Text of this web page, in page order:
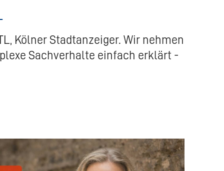
Kölner Stadtanzeiger. Wir nehmen
Sachverhalte einfach erklärt -